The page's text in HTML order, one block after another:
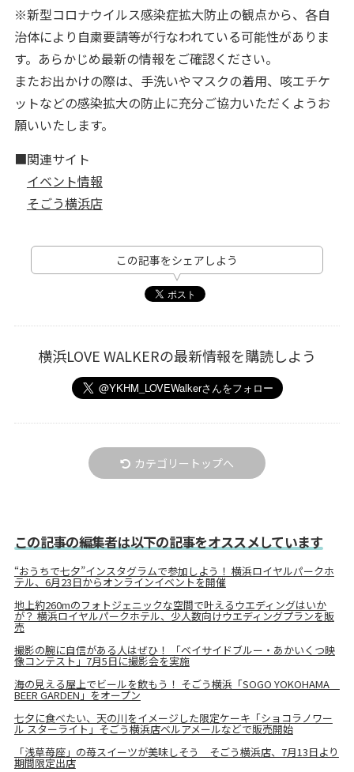
※新型コロナウイルス感染症拡大防止の観点から、各自
治体により自粛要請等が行なわれている可能性がありま
す。あらかじめ最新の情報をご確認ください。
またお出かけの際は、手洗いやマスクの着用、咳エチケ
ットなどの感染拡大の防止に充分ご協力いただくようお
願いいたします。
■関連サイト
イベント情報
そごう横浜店
この記事をシェアしよう
横浜LOVE WALKERの最新情報を購読しよう
カテゴリートップへ
この記事の編集者は以下の記事をオススメしています
“おうちで七夕”インスタグラムで参加しよう！ 横浜ロイヤルパークホ
テル、6月23日からオンラインイベントを開催
地上約260mのフォトジェニックな空間で叶えるウエディングはいか
が？ 横浜ロイヤルパークホテル、少人数向けウエディングプランを販
売
撮影の腕に自信がある人はぜひ！ 「ベイサイドブルー・あかいくつ映
像コンテスト」7月5日に撮影会を実施
海の見える屋上でビールを飲もう！ そごう横浜「SOGO YOKOHAMA
BEER GARDEN」をオープン
七夕に食べたい、天の川をイメージした限定ケーキ「ショコラノワー
ル スターライト」そごう横浜店ベルアメールなどで販売開始
「浅草苺座」の苺スイーツが美味しそう そごう横浜店、7月13日より
期間限定出店